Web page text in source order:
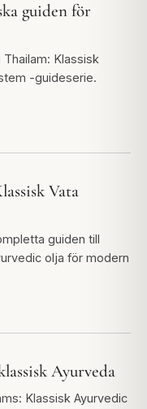
guiden för
Klassisk
-guideserie.
Vata
guiden till
olja för modern
Ayurveda
Klassisk Ayurvedic